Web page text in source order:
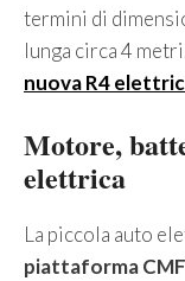
termini di
lunga circa 4
nuova R4
Motore,
elettrica
La piccola auto
piattaforma